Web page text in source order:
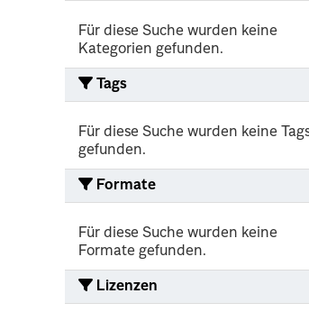
Für diese Suche wurden keine
Kategorien gefunden.
Tags
Für diese Suche wurden keine
gefunden.
Formate
Für diese Suche wurden keine
Formate gefunden.
Lizenzen